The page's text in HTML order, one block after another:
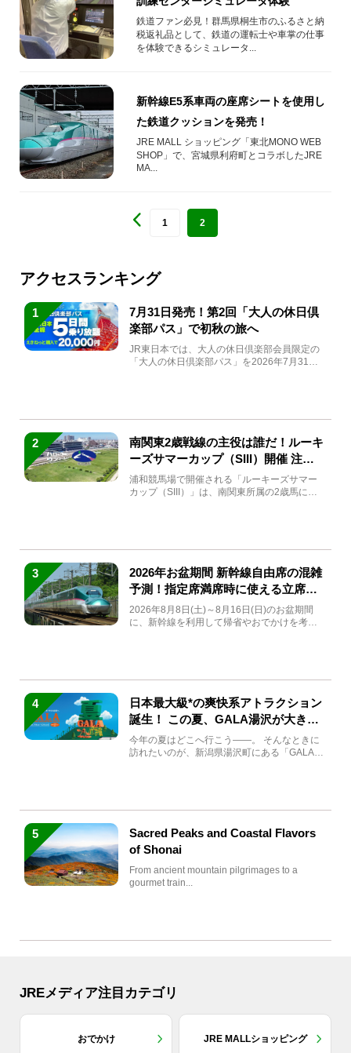
鉄道ファン必見！群馬県桐生市のふるさと納
税返礼品として、鉄道の運転士や車掌の仕事
を体験できるシミュレータ...
新幹線E5系車両の座席シートを使用し
た鉄道クッションを発売！
JRE MALL ショッピング「東北MONO WEB
SHOP」で、宮城県利府町とコラボしたJRE
MA...
1 2
アクセスランキング
1
7月31日発売！第2回「大人の休日倶
楽部パス」で初秋の旅へ
JR東日本では、大人の休日倶楽部会員限定の
「大人の休日倶楽部パス」を2026年7月31日
2
南関東2歳戦線の主役は誰だ！ルーキ
ーズサマーカップ（SIII）開催 注目
馬と見どころをチェック
浦和競馬場で開催される「ルーキーズサマー
カップ（SIII）」は、南関東所属の2歳馬によ
3
2026年お盆期間 新幹線自由席の混雑
予測！指定席満席時に使える立席特
急券も解説
2026年8月8日(土)～8月16日(日)のお盆期間
に、新幹線を利用して帰省やおでかけを考え
4
日本最大級*の爽快系アトラクション
誕生！ この夏、GALA湯沢が大きく
生まれ変わる
今年の夏はどこへ行こう――。 そんなときに
訪れたいのが、新潟県湯沢町にある「GALA湯
5
Sacred Peaks and Coastal Flavors
of Shonai
From ancient mountain pilgrimages to a
gourmet train...
JREメディア注目カテゴリ
おでかけ JRE MALLショッピング